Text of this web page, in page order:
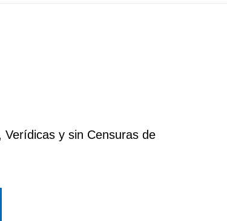
y sin Censuras de